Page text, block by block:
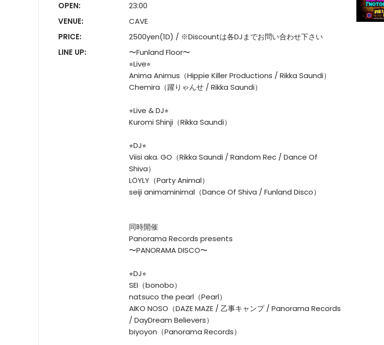
OPEN:
23:00
VENUE:
CAVE
PRICE:
2500yen(1D) / ※Discountは各DJまでお問い合わせ下さい
LINE UP:
〜Funland Floor〜
⭐︎Live⭐︎
Anima Animus（Hippie Killer Productions / Rikka Saundi）
Chemira（躍りゃんせ / Rikka Saundi）
⭐︎Live & DJ⭐︎
Kuromi Shinji（Rikka Saundi）
⭐︎DJ⭐︎
Viisi aka. GO（Rikka Saundi / Random Rec / Dance Of
Shiva）
LÖYLY（Party Animal）
seiji animaminimal（Dance Of Shiva / Funland Disco）
同時開催
Panorama Records presents
〜PANORAMA DISCO〜
⭐︎DJ⭐︎
SEI（bonobo）
natsuco the pearl（Pearl）
AIKO NOSO（DAZE MAZE / 乙事キャンプ / Panorama Records
/ DayDream Believers）
biyoyon（Panorama Records）